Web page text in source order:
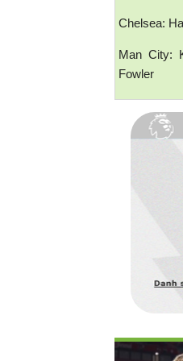
Chelsea:
Man City:
Fowler